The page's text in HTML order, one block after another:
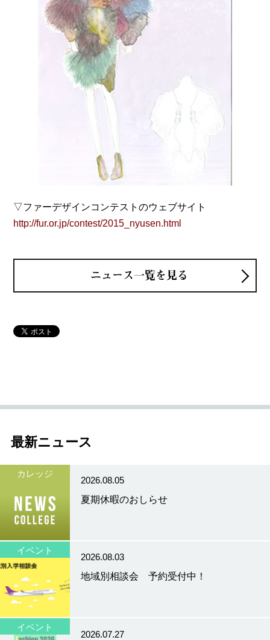
▽ファーデザインコンテストのウェブサイト
http://fur.or.jp/contest/2015_nyusen.html
ニュース一覧を見る
最新ニュース
カレッジ
2026.08.05
夏期休暇のおしらせ
イベント
2026.08.03
地域別相談会 予約受付中！
イベント
2026.07.27